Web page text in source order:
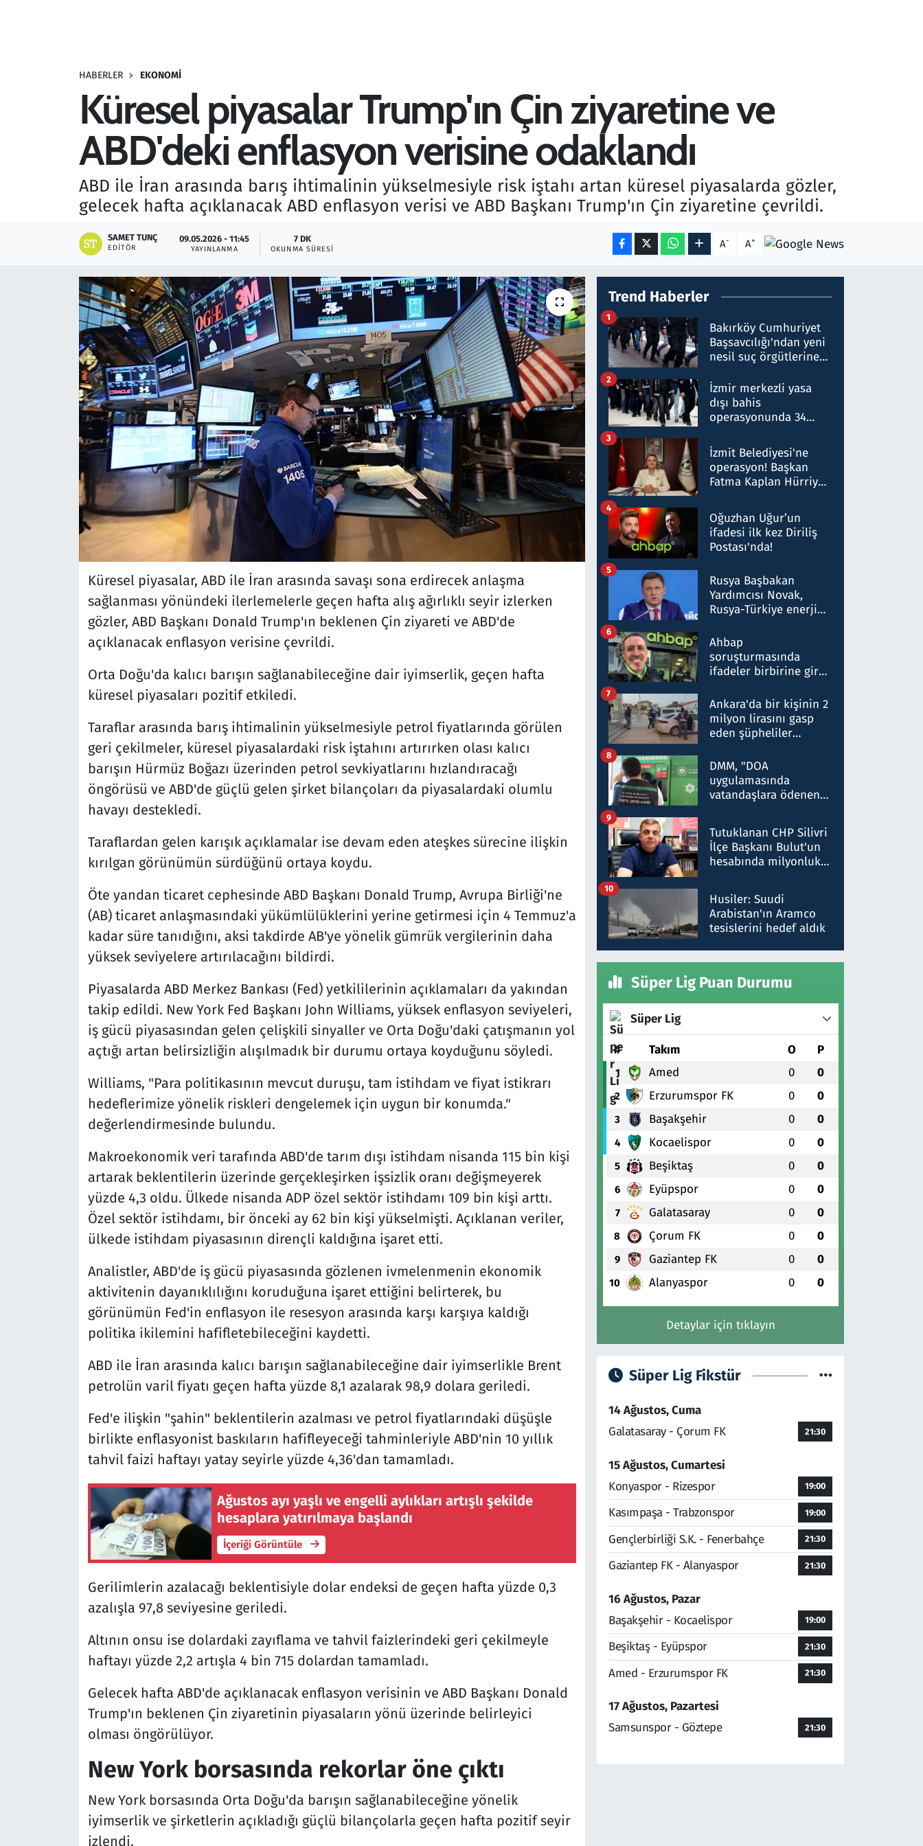
HABERLER EKONOMI
Küresel piyasalar Trump'ın Çin ziyaretine ve
ABD'deki enflasyon verisine odaklandı
ABD ile İran arasında barış ihtimalinin yükselmesiyle risk iştahı artan küresel piyasalarda gözler,
gelecek hafta açıklanacak ABD enflasyon verisi ve ABD Başkanı Trump'ın Çin ziyaretine çevrildi.
SAMET TUNÇ
EDITÖR
09.05.2026 - 11:45
YAYINLANMA
7 DK
OKUNMA SÜRESI A- A+
Küresel piyasalar, ABD ile İran arasında savaşı sona erdirecek anlaşma
sağlanması yönündeki ilerlemelerle geçen hafta alış ağırlıklı seyir izlerken
gözler, ABD Başkanı Donald Trump'ın beklenen Çin ziyareti ve ABD'de
açıklanacak enflasyon verisine çevrildi.
Orta Doğu'da kalıcı barışın sağlanabileceğine dair iyimserlik, geçen hafta
küresel piyasaları pozitif etkiledi.
Taraflar arasında barış ihtimalinin yükselmesiyle petrol fiyatlarında görülen
geri çekilmeler, küresel piyasalardaki risk iştahını artırırken olası kalıcı
barışın Hürmüz Boğazı üzerinden petrol sevkiyatlarını hızlandıracağı
öngörüsü ve ABD'de güçlü gelen şirket bilançoları da piyasalardaki olumlu
havayı destekledi.
Taraflardan gelen karışık açıklamalar ise devam eden ateşkes sürecine ilişkin
kırılgan görünümün sürdüğünü ortaya koydu.
Öte yandan ticaret cephesinde ABD Başkanı Donald Trump, Avrupa Birliği'ne
(AB) ticaret anlaşmasındaki yükümlülüklerini yerine getirmesi için 4 Temmuz'a
kadar süre tanıdığını, aksi takdirde AB'ye yönelik gümrük vergilerinin daha
yüksek seviyelere artırılacağını bildirdi.
Piyasalarda ABD Merkez Bankası (Fed) yetkililerinin açıklamaları da yakından
takip edildi. New York Fed Başkanı John Williams, yüksek enflasyon seviyeleri,
iş gücü piyasasından gelen çelişkili sinyaller ve Orta Doğu'daki çatışmanın yol
açtığı artan belirsizliğin alışılmadık bir durumu ortaya koyduğunu söyledi.
Williams, "Para politikasının mevcut duruşu, tam istihdam ve fiyat istikrarı
hedeflerimize yönelik riskleri dengelemek için uygun bir konumda."
değerlendirmesinde bulundu.
Makroekonomik veri tarafında ABD'de tarım dışı istihdam nisanda 115 bin kişi
artarak beklentilerin üzerinde gerçekleşirken işsizlik oranı değişmeyerek
yüzde 4,3 oldu. Ülkede nisanda ADP özel sektör istihdamı 109 bin kişi arttı.
Özel sektör istihdamı, bir önceki ay 62 bin kişi yükselmişti. Açıklanan veriler,
ülkede istihdam piyasasının dirençli kaldığına işaret etti.
Analistler, ABD'de iş gücü piyasasında gözlenen ivmelenmenin ekonomik
aktivitenin dayanıklılığını koruduğuna işaret ettiğini belirterek, bu
görünümün Fed'in enflasyon ile resesyon arasında karşı karşıya kaldığı
politika ikilemini hafifletebileceğini kaydetti.
ABD ile İran arasında kalıcı barışın sağlanabileceğine dair iyimserlikle Brent
petrolün varil fiyatı geçen hafta yüzde 8,1 azalarak 98,9 dolara geriledi.
Fed'e ilişkin "şahin" beklentilerin azalması ve petrol fiyatlarındaki düşüşle
birlikte enflasyonist baskıların hafifleyeceği tahminleriyle ABD'nin 10 yıllık
tahvil faizi haftayı yatay seyirle yüzde 4,36'dan tamamladı.
Ağustos ayı yaşlı ve engelli aylıkları artışlı şekilde
hesaplara yatırılmaya başlandı
İçeriği Görüntüle
Gerilimlerin azalacağı beklentisiyle dolar endeksi de geçen hafta yüzde 0,3
azalışla 97,8 seviyesine geriledi.
Altının onsu ise dolardaki zayıflama ve tahvil faizlerindeki geri çekilmeyle
haftayı yüzde 2,2 artışla 4 bin 715 dolardan tamamladı.
Gelecek hafta ABD'de açıklanacak enflasyon verisinin ve ABD Başkanı Donald
Trump'ın beklenen Çin ziyaretinin piyasaların yönü üzerinde belirleyici
olması öngörülüyor.
New York borsasında rekorlar öne çıktı
New York borsasında Orta Doğu'da barışın sağlanabileceğine yönelik
iyimserlik ve şirketlerin açıkladığı güçlü bilançolarla geçen hafta pozitif seyir
izlendi.
Trend Haberler
Bakırköy Cumhuriyet
Başsavcılığı'ndan yeni
nesil suç örgütlerine
hakkında gözaltı kararı
1
İzmir merkezli yasa
dışı bahis
operasyonunda 34
Milyar liralık para
trafiği tespit edildi
2
İzmit Belediyesi'ne
operasyon! Başkan
Fatma Kaplan Hürriyet
3
Oğuzhan Uğur’un
ifadesi ilk kez Diriliş
Postası'nda!
4
Rusya Başbakan
Yardımcısı Novak,
Rusya-Türkiye enerji
nitelikte olduğunu
belirtti
5
Ahbap
soruşturmasında
ifadeler birbirine girdi:
ifadelerinden ortaya
çıkan tablo şok etti
6
Ankara'da bir kişinin 2
milyon lirasını gasp
eden şüpheliler
7
DMM, "DOA
uygulamasında
vatandaşlara ödenen
düşürüldüğü" iddiasını
yalanladı
8
Tutuklanan CHP Silivri
İlçe Başkanı Bulut'un
hesabında milyonluk
talimat verdi, ben
gönderdim
9
Husiler: Suudi
Arabistan'ın Aramco
tesislerini hedef aldık
10
Süper Lig Puan Durumu
Süper Lig
# Takım O P
1 Amed 0 0
2 Erzurumspor FK 0 0
3 Başakşehir 0 0
4 Kocaelispor 0 0
5 Beşiktaş 0 0
6 Eyüpspor 0 0
7 Galatasaray 0 0
8 Çorum FK 0 0
9 Gaziantep FK 0 0
10 Alanyaspor 0 0
Detaylar için tıklayın
Süper Lig Fikstür
14 Ağustos, Cuma
Galatasaray - Çorum FK
21:30
15 Ağustos, Cumartesi
Konyaspor - Rizespor
19:00
Kasımpaşa - Trabzonspor 19:00
Gençlerbirliği S.K. - Fenerbahçe 21:30
Gaziantep FK - Alanyaspor 21:30
16 Ağustos, Pazar
Başakşehir - Kocaelispor
19:00
Beşiktaş - Eyüpspor 21:30
Amed - Erzurumspor FK 21:30
17 Ağustos, Pazartesi
Samsunspor - Göztepe
21:30
Savunma Sanayi
Teknoloji ve Bilim
Televizyon